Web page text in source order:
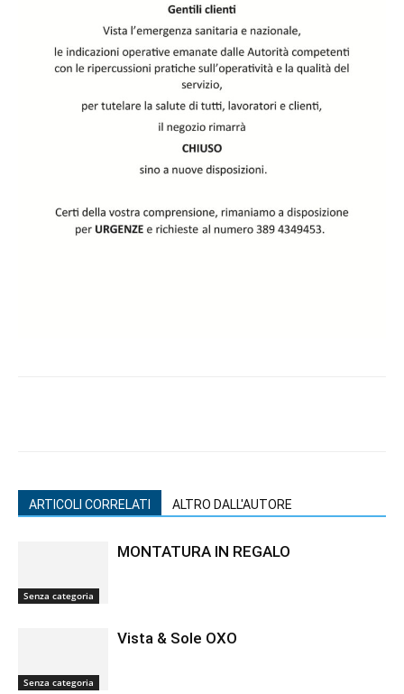
ARTICOLI CORRELATI ALTRO DALL'AUTORE
Senza categoria
MONTATURA IN REGALO
Senza categoria
Vista & Sole OXO